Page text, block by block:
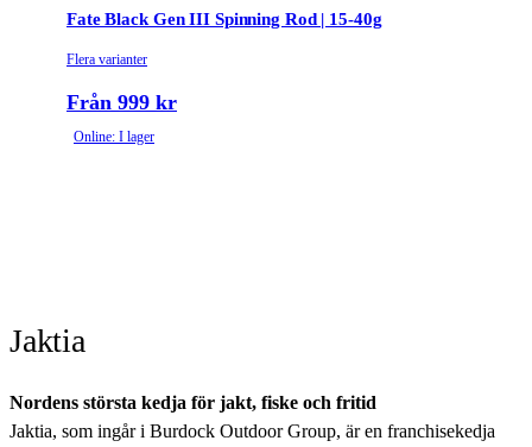
Fate Black Gen III Spinning Rod | 15-40g
Flera varianter
Från 999 kr
Online: I lager
Jaktia
Nordens största kedja för jakt, fiske och fritid
Jaktia, som ingår i Burdock Outdoor Group, är en franchisekedja